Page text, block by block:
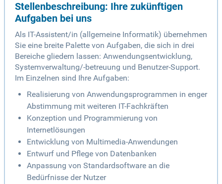
Stellenbeschreibung: Ihre zukünftigen
Aufgaben bei uns
Als IT-Assistent/in (allgemeine Informatik) übernehmen
Sie eine breite Palette von Aufgaben, die sich in drei
Bereiche gliedern lassen: Anwendungsentwicklung,
Systemverwaltung/-betreuung und Benutzer-Support.
Im Einzelnen sind Ihre Aufgaben:
Realisierung von Anwendungsprogrammen in enger
Abstimmung mit weiteren IT-Fachkräften
Konzeption und Programmierung von
Internetlösungen
Entwicklung von Multimedia-Anwendungen
Entwurf und Pflege von Datenbanken
Anpassung von Standardsoftware an die
Bedürfnisse der Nutzer